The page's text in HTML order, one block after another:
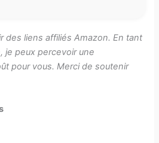
des liens affiliés Amazon. En tant
je peux percevoir une
pour vous. Merci de soutenir